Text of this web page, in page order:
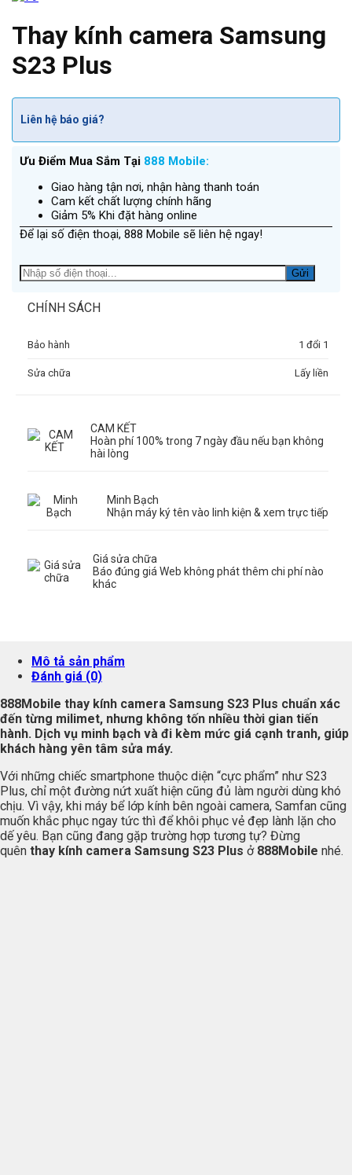
Thay kính camera Samsung
S23 Plus
Liên hệ báo giá?
Ưu Điểm Mua Sắm Tại 888 Mobile:
Giao hàng tận nơi, nhận hàng thanh toán
Cam kết chất lượng chính hãng
Giảm 5% Khi đặt hàng online
Để lại số điện thoại, 888 Mobile sẽ liên hệ ngay!
CHÍNH SÁCH
Bảo hành 1 đổi 1
Sửa chữa Lấy liền
CAM KẾT
Hoàn phí 100% trong 7 ngày đầu nếu bạn không
hài lòng
Minh Bạch
Nhận máy ký tên vào linh kiện & xem trực tiếp
Giá sửa chữa
Báo đúng giá Web không phát thêm chi phí nào
khác
Mô tả sản phẩm
Đánh giá (0)
888Mobile thay kính camera Samsung S23 Plus chuẩn xác
đến từng milimet, nhưng không tốn nhiều thời gian tiến
hành. Dịch vụ minh bạch và đi kèm mức giá cạnh tranh, giúp
khách hàng yên tâm sửa máy.
Với những chiếc smartphone thuộc diện “cực phẩm” như S23
Plus, chỉ một đường nứt xuất hiện cũng đủ làm người dùng khó
chịu. Vì vậy, khi máy bể lớp kính bên ngoài camera, Samfan cũng
muốn khắc phục ngay tức thì để khôi phục vẻ đẹp lành lặn cho
dế yêu. Bạn cũng đang gặp trường hợp tương tự? Đừng
quên thay kính camera Samsung S23 Plus ở 888Mobile nhé.